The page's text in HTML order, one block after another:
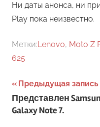
Ни даты анонса, ни
Play пока неизвестно.
Метки:Lenovo, Moto Z
625
Навигация
по
Предыдущая запись
Представлен
Galaxy Note 7.